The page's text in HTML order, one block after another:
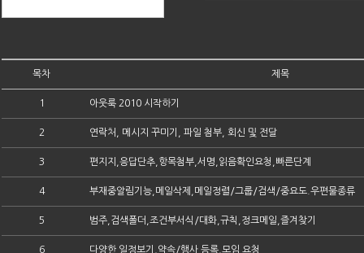
목차 제목
1 아웃룩 2010 시작하기
2 연락처, 메시지 꾸미기, 파일 첨부, 회신 및 전달
3 편지지,응답단추,항목첨부,서명,읽음확인요청,빠른단계
4 부재중알림기능,메일삭제,메일정렬/그룹/검색/중요도.우편물종류
5 범주,검색폴더,조건부서식/대화,규칙,정크메일,즐겨찾기
6 다양한 일정보기,약속/행사 등록,모임 요청